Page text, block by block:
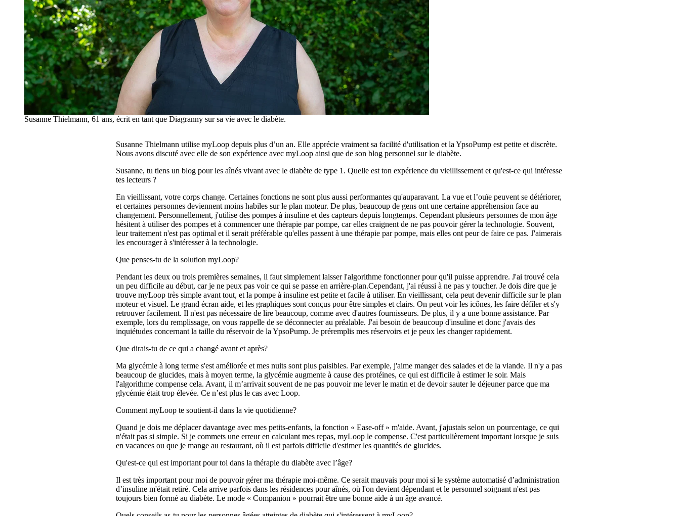
Susanne Thielmann, 61 ans, écrit en tant que Diagranny sur sa vie avec le diabète.
Susanne Thielmann utilise myLoop depuis plus d’un an. Elle apprécie vraiment sa facilité d'utilisation et la YpsoPump est petite et discrète.
Nous avons discuté avec elle de son expérience avec myLoop ainsi que de son blog personnel sur le diabète.
Susanne, tu tiens un blog pour les aînés vivant avec le diabète de type 1. Quelle est ton expérience du vieillissement et qu'est-ce qui intéresse
tes lecteurs ?
En vieillissant, votre corps change. Certaines fonctions ne sont plus aussi performantes qu'auparavant. La vue et l’ouïe peuvent se détériorer,
et certaines personnes deviennent moins habiles sur le plan moteur. De plus, beaucoup de gens ont une certaine appréhension face au
changement. Personnellement, j'utilise des pompes à insuline et des capteurs depuis longtemps. Cependant plusieurs personnes de mon âge
hésitent à utiliser des pompes et à commencer une thérapie par pompe, car elles craignent de ne pas pouvoir gérer la technologie. Souvent,
leur traitement n'est pas optimal et il serait préférable qu'elles passent à une thérapie par pompe, mais elles ont peur de faire ce pas. J'aimerais
les encourager à s'intéresser à la technologie.
Que penses-tu de la solution myLoop?
Pendant les deux ou trois premières semaines, il faut simplement laisser l'algorithme fonctionner pour qu'il puisse apprendre. J'ai trouvé cela
un peu difficile au début, car je ne peux pas voir ce qui se passe en arrière-plan.Cependant, j'ai réussi à ne pas y toucher. Je dois dire que je
trouve myLoop très simple avant tout, et la pompe à insuline est petite et facile à utiliser. En vieillissant, cela peut devenir difficile sur le plan
moteur et visuel. Le grand écran aide, et les graphiques sont conçus pour être simples et clairs. On peut voir les icônes, les faire défiler et s'y
retrouver facilement. Il n'est pas nécessaire de lire beaucoup, comme avec d'autres fournisseurs. De plus, il y a une bonne assistance. Par
exemple, lors du remplissage, on vous rappelle de se déconnecter au préalable. J'ai besoin de beaucoup d'insuline et donc j'avais des
inquiétudes concernant la taille du réservoir de la YpsoPump. Je préremplis mes réservoirs et je peux les changer rapidement.
Que dirais-tu de ce qui a changé avant et après?
Ma glycémie à long terme s'est améliorée et mes nuits sont plus paisibles. Par exemple, j'aime manger des salades et de la viande. Il n'y a pas
beaucoup de glucides, mais à moyen terme, la glycémie augmente à cause des protéines, ce qui est difficile à estimer le soir. Mais
l'algorithme compense cela. Avant, il m’arrivait souvent de ne pas pouvoir me lever le matin et de devoir sauter le déjeuner parce que ma
glycémie était trop élevée. Ce n’est plus le cas avec Loop.
Comment myLoop te soutient-il dans la vie quotidienne?
Quand je dois me déplacer davantage avec mes petits-enfants, la fonction « Ease-off » m'aide. Avant, j'ajustais selon un pourcentage, ce qui
n'était pas si simple. Si je commets une erreur en calculant mes repas, myLoop le compense. C'est particulièrement important lorsque je suis
en vacances ou que je mange au restaurant, où il est parfois difficile d'estimer les quantités de glucides.
Qu'est-ce qui est important pour toi dans la thérapie du diabète avec l’âge?
Il est très important pour moi de pouvoir gérer ma thérapie moi-même. Ce serait mauvais pour moi si le système automatisé d’administration
d’insuline m'était retiré. Cela arrive parfois dans les résidences pour aînés, où l'on devient dépendant et le personnel soignant n'est pas
toujours bien formé au diabète. Le mode « Companion » pourrait être une bonne aide à un âge avancé.